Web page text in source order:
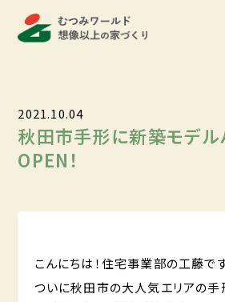
2021.10.04
秋田市手形に新築モデル
OPEN！
こんにちは！住宅事業部の工藤です
ついに秋田市の大人気エリアの手